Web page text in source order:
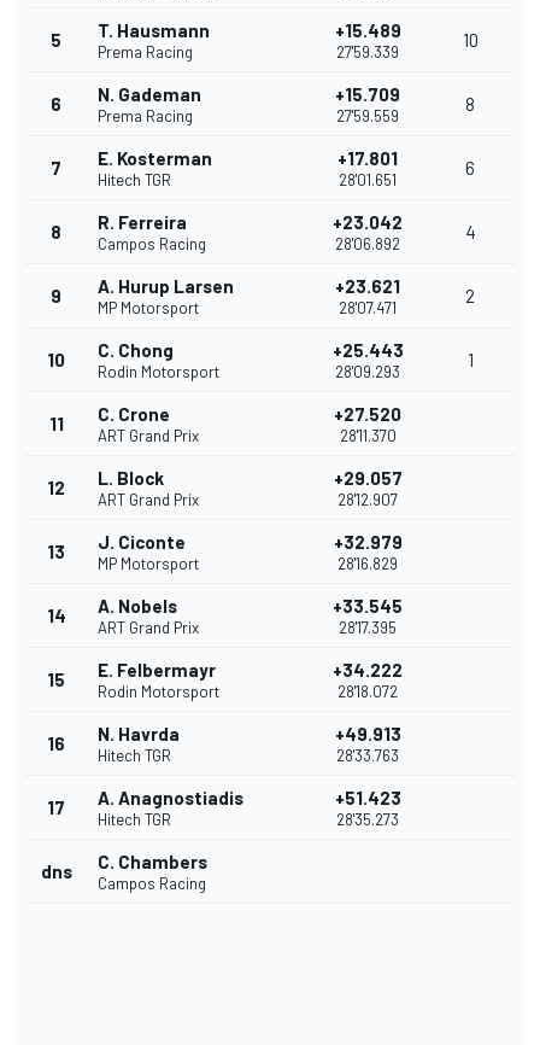
5 T. Hausmann
Prema Racing
+15.489
27'59.339
10
6 N. Gademan
Prema Racing
+15.709
27'59.559
8
7 E. Kosterman
Hitech TGR
+17.801
28'01.651
6
8 R. Ferreira
Campos Racing
+23.042
28'06.892
4
9 A. Hurup Larsen
MP Motorsport
+23.621
28'07.471
2
10 C. Chong
Rodin Motorsport
+25.443
28'09.293
1
11 C. Crone
ART Grand Prix
+27.520
28'11.370
12 L. Block
ART Grand Prix
+29.057
28'12.907
13 J. Ciconte
MP Motorsport
+32.979
28'16.829
14 A. Nobels
ART Grand Prix
+33.545
28'17.395
15 E. Felbermayr
Rodin Motorsport
+34.222
28'18.072
16 N. Havrda
Hitech TGR
+49.913
28'33.763
17 A. Anagnostiadis
Hitech TGR
+51.423
28'35.273
dns C. Chambers
Campos Racing